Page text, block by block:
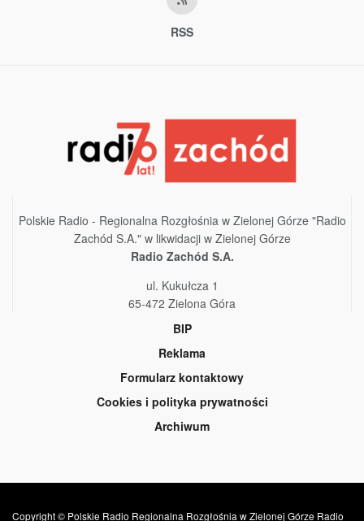
RSS
Polskie Radio - Regionalna Rozgłośnia w Zielonej Górze "Radio
Zachód S.A." w likwidacji w Zielonej Górze
Radio Zachód S.A.
ul. Kukułcza 1
65-472 Zielona Góra
BIP
Reklama
Formularz kontaktowy
Cookies i polityka prywatności
Archiwum
Copyright © Polskie Radio Regionalna Rozgłośnia w Zielonej Górze Radio